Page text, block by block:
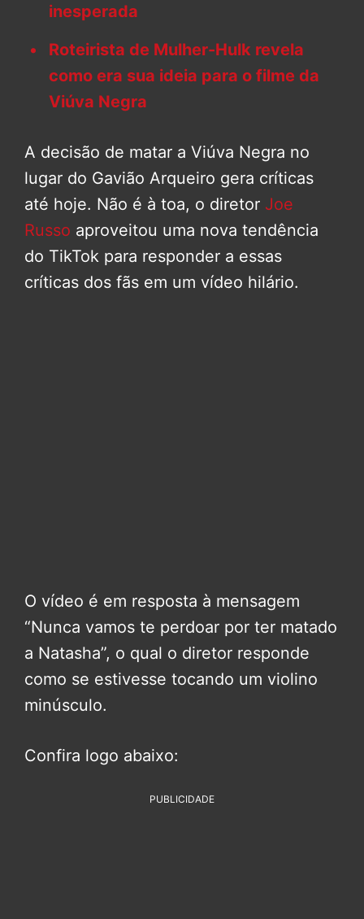
inesperada
Roteirista de Mulher-Hulk revela
como era sua ideia para o filme da
Viúva Negra
A decisão de matar a Viúva Negra no
lugar do Gavião Arqueiro gera críticas
até hoje. Não é à toa, o diretor Joe
Russo aproveitou uma nova tendência
do TikTok para responder a essas
críticas dos fãs em um vídeo hilário.
O vídeo é em resposta à mensagem
“Nunca vamos te perdoar por ter matado
a Natasha”, o qual o diretor responde
como se estivesse tocando um violino
minúsculo.
Confira logo abaixo:
PUBLICIDADE